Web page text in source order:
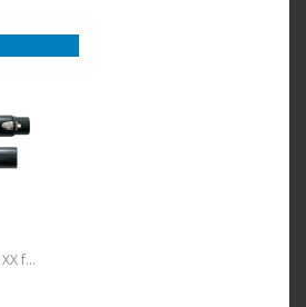
Fiches NEUTRIK XLR NC3 XX f/m - ultra flexible - 15 m